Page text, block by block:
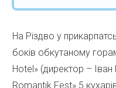
На Різдво у
боків обкутаному
Hotel» (директор –
Romantik Fest» 5